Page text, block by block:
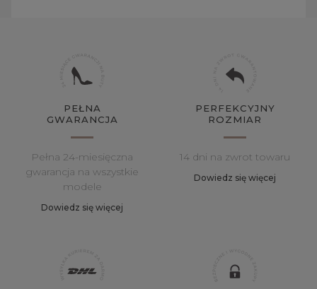
PEŁNA
GWARANCJA
Pełna 24-miesięczna
gwarancja na wszystkie
modele
Dowiedz się więcej
PERFEKCYJNY
ROZMIAR
14 dni na zwrot towaru
Dowiedz się więcej